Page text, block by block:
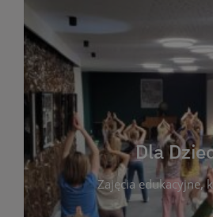
Dla
Zajęcia edukacyjne,
plastycznych i spotkaniach z
dzieci. Biblioteka oferuje
opowiadań i lektur szkolnych,
kącik do wspólnego
rozbudzać miłość do książek
Zapraszamy do wspólnej
świata literatury!
WIĘCEJ